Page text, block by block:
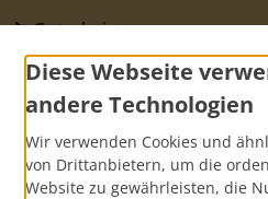
Gutscheine
Kontakt
Widerrufsrecht &
FAQ
Diese Webseite
andere Technologien
Wir verwenden Cookies und
von Drittanbietern, um die
Website zu gewährleisten, die